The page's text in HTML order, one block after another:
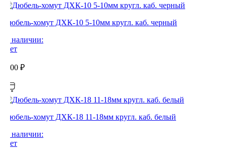
Дюбель-хомут ДХК-10 5-10мм кругл. каб. черный
В наличии:
Нет
0,00 ₽
Дюбель-хомут ДХК-18 11-18мм кругл. каб. белый
В наличии:
Нет